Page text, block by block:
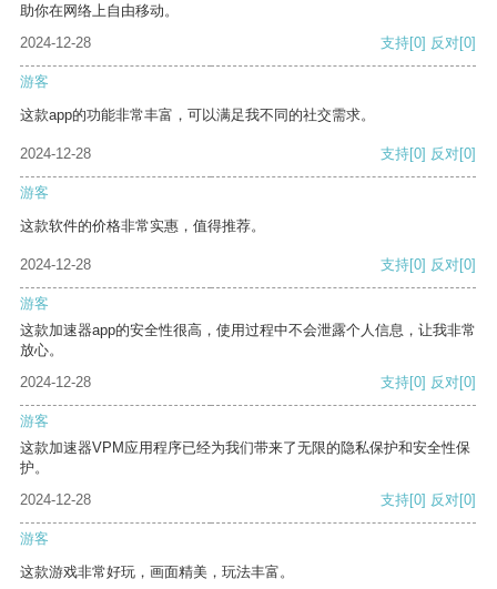
助你在网络上自由移动。
2024-12-28
支持[0] 反对[0]
游客
这款app的功能非常丰富，可以满足我不同的社交需求。
2024-12-28 支持[0] 反对[0]
游客
这款软件的价格非常实惠，值得推荐。
2024-12-28 支持[0] 反对[0]
游客
这款加速器app的安全性很高，使用过程中不会泄露个人信息，让我非常
放心。
2024-12-28
支持[0] 反对[0]
游客
这款加速器VPM应用程序已经为我们带来了无限的隐私保护和安全性保
护。
2024-12-28
支持[0] 反对[0]
游客
这款游戏非常好玩，画面精美，玩法丰富。